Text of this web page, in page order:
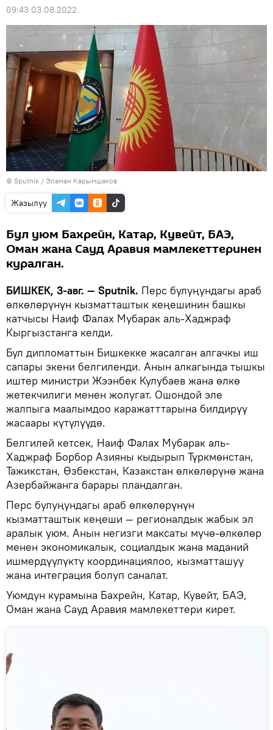
09:43 03.08.2022
© Sputnik / Эламан Карымшаков
Жазылуу
Бул уюм Бахрейн, Катар, Кувейт, БАЭ,
Оман жана Сауд Аравия мамлекеттеринен
куралган.
БИШКЕК, 3-авг. — Sputnik. Перс булуңундагы араб
өлкөлөрүнүн кызматташтык кеңешинин башкы
катчысы Наиф Фалах Мубарак аль-Хаджраф
Кыргызстанга келди.
Бул дипломаттын Бишкекке жасалган алгачкы иш
сапары экени белгиленди. Анын алкагында тышкы
иштер министри Жээнбек Кулубаев жана өлкө
жетекчилиги менен жолугат. Ошондой эле
жалпыга маалымдоо каражатттарына билдирүү
жасаары күтүлүүдө.
Белгилей кетсек, Наиф Фалах Мубарак аль-
Хаджраф Борбор Азияны кыдырып Түркмөнстан,
Тажикстан, Өзбекстан, Казакстан өлкөлөрүнө жана
Азербайжанга барары пландалган.
Перс булуңундагы араб өлкөлөрүнүн
кызматташтык кеңеши — регионалдык жабык эл
аралык уюм. Анын негизги максаты мүчө-өлкөлөр
менен экономикалык, социалдык жана маданий
ишмердүүлүктү координациялоо, кызматташуу
жана интеграция болуп саналат.
Уюмдун курамына Бахрейн, Катар, Кувейт, БАЭ,
Оман жана Сауд Аравия мамлекеттери кирет.